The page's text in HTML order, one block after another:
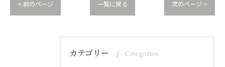
< 前のページ 一覧に戻る 次のページ >
カテゴリー Categories